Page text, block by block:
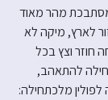
מהר מאוד
לארץ, מיקה לא
חוזר וצץ בכל
להתאהב,
מלכתחילה: